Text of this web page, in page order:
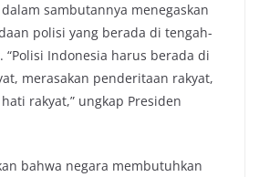
sambutannya menegaskan
polisi yang berada di tengah-
“Polisi Indonesia harus berada di
merasakan penderitaan rakyat,
rakyat,” ungkap Presiden
bahwa negara membutuhkan